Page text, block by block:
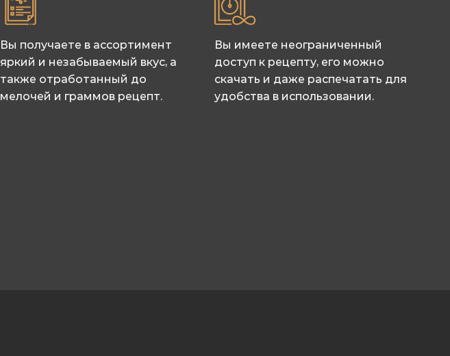
Вы получаете в ассортимент
яркий и незабываемый вкус, а
также отработанный до
мелочей и граммов рецепт.
Вы имеете неограниченный
доступ к рецепту, его можно
скачать и даже распечатать для
удобства в использовании.